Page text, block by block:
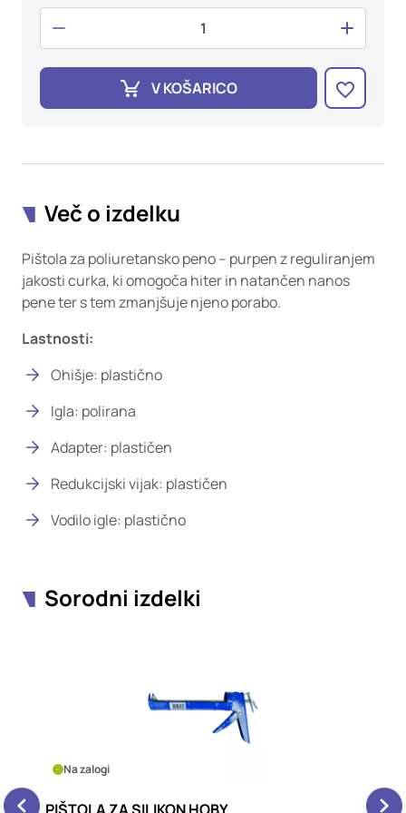
V KOŠARICO
Več o izdelku
Pištola za poliuretansko peno – purpen z reguliranjem
jakosti curka, ki omogoča hiter in natančen nanos
pene ter s tem zmanjšuje njeno porabo.
Lastnosti:
Ohišje: plastično
Igla: polirana
Adapter: plastičen
Redukcijski vijak: plastičen
Vodilo igle: plastično
Sorodni izdelki
Na zalogi
vaših interesov, ki ga nato uporabijo za prikazovanje ustreznih
zavrnete uporabo teh piškotkov, ne boste deležni našega
ciljnega spletnega oglaševanja.